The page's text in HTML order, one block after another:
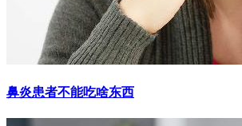
鼻炎患者不能吃啥东西